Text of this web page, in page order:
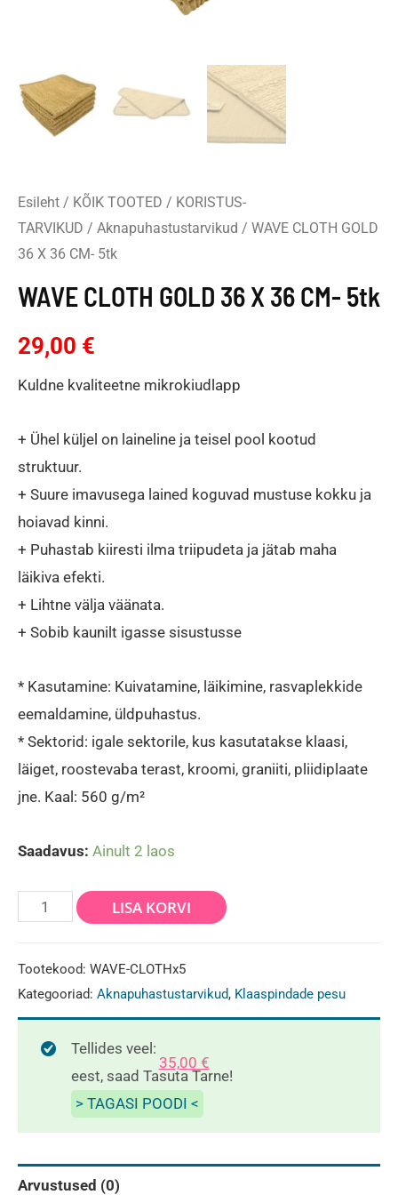
Esileht / KÕIK TOOTED / KORISTUS-
TARVIKUD / Aknapuhastustarvikud / WAVE CLOTH GOLD
36 X 36 CM- 5tk
WAVE CLOTH GOLD 36 X 36 CM- 5tk
29,00 €
Kuldne kvaliteetne mikrokiudlapp
+ Ühel küljel on laineline ja teisel pool kootud
struktuur.
+ Suure imavusega lained koguvad mustuse kokku ja
hoiavad kinni.
+ Puhastab kiiresti ilma triipudeta ja jätab maha
läikiva efekti.
+ Lihtne välja väänata.
+ Sobib kaunilt igasse sisustusse
* Kasutamine: Kuivatamine, läikimine, rasvaplekkide
eemaldamine, üldpuhastus.
* Sektorid: igale sektorile, kus kasutatakse klaasi,
läiget, roostevaba terast, kroomi, graniiti, pliidiplaate
jne. Kaal: 560 g/m²
Saadavus: Ainult 2 laos
WAVE
GOLD
36
X
LISA KORVI
Tootekood: WAVE-CLOTHx5
Kategooriad: Aknapuhastustarvikud, Klaaspindade pesu
Tellides veel:
35,00 €
eest, saad Tasuta Tarne!
> TAGASI POODI <
Arvustused (0)